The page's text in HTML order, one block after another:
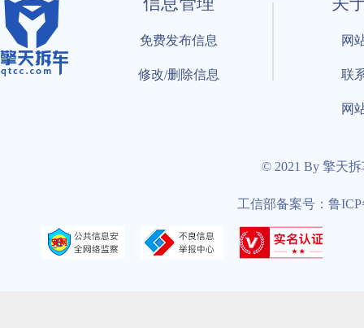
免费发布信息
修改/删除信息
网
联
网
© 2021 By 擎天
工信部备案号：鲁